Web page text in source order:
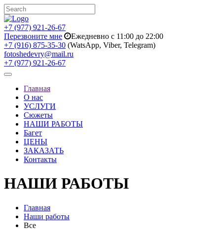
+7 (977) 921-26-67
Перезвоните мне
Ежедневно с 11:00 до 22:00
+7 (916) 875-35-30 (WatsApp, Viber, Telegram)
fotoshedevry@mail.ru
+7 (977) 921-26-67
Toggle
navigationГлавная
О нас
УСЛУГИ
Сюжеты
НАШИ РАБОТЫ
Багет
ЦЕНЫ
ЗАКАЗАТЬ
Контакты
НАШИ РАБОТЫ
Главная
Наши работы
Все